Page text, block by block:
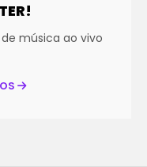
música ao vivo